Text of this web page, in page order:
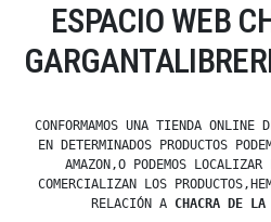
ESPACIO WEB
CONFORMAMOS UNA TIENDA ONLINE
EN DETERMINADOS PRODUCTOS
AMAZON,O PODEMOS
COMERCIALIZAN LOS
RELACIÓN A CHACRA DE LA